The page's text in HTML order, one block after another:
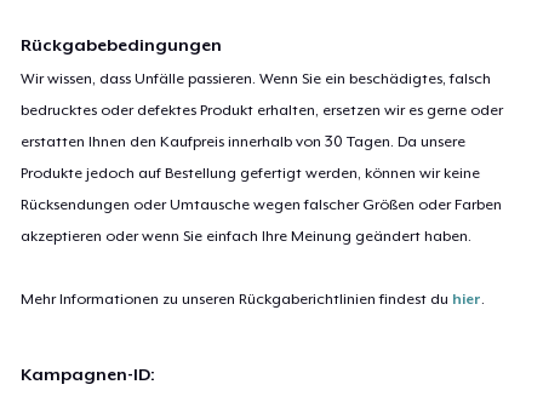
Rückgabebedingungen
Wir wissen, dass Unfälle passieren. Wenn Sie ein beschädigtes, falsch
bedrucktes oder defektes Produkt erhalten, ersetzen wir es gerne oder
erstatten Ihnen den Kaufpreis innerhalb von 30 Tagen. Da unsere
Produkte jedoch auf Bestellung gefertigt werden, können wir keine
Rücksendungen oder Umtausche wegen falscher Größen oder Farben
akzeptieren oder wenn Sie einfach Ihre Meinung geändert haben.
Mehr Informationen zu unseren Rückgaberichtlinien findest du hier.
Kampagnen-ID: